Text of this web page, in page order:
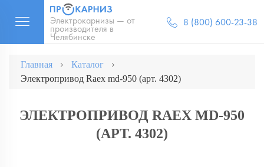
Электрокарнизы — от
производителя в
Челябинске
8 (800) 600-23-38
Главная
Каталог
Электропривод Raex md-950 (арт. 4302)
ЭЛЕКТРОПРИВОД RAEX MD-950
(АРТ. 4302)